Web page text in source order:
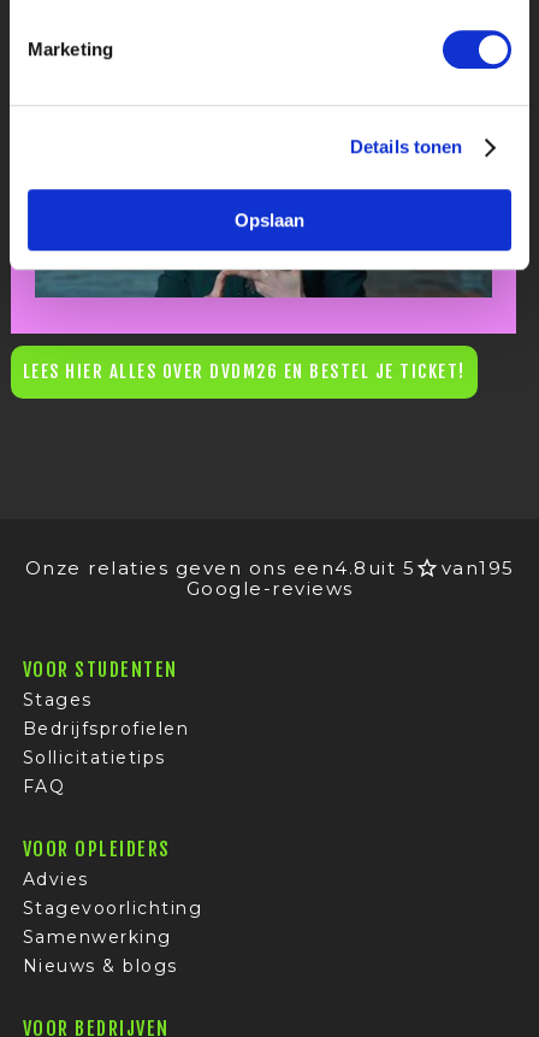
Marketing
Details tonen
Opslaan
LEES HIER ALLES OVER DVDM26 EN BESTEL JE TICKET!
Onze relaties geven ons een4.8 uit 5 van195
Google-reviews
VOOR STUDENTEN
Stages
Bedrijfsprofielen
Sollicitatietips
FAQ
VOOR OPLEIDERS
Advies
Stagevoorlichting
Samenwerking
Nieuws & blogs
VOOR BEDRIJVEN